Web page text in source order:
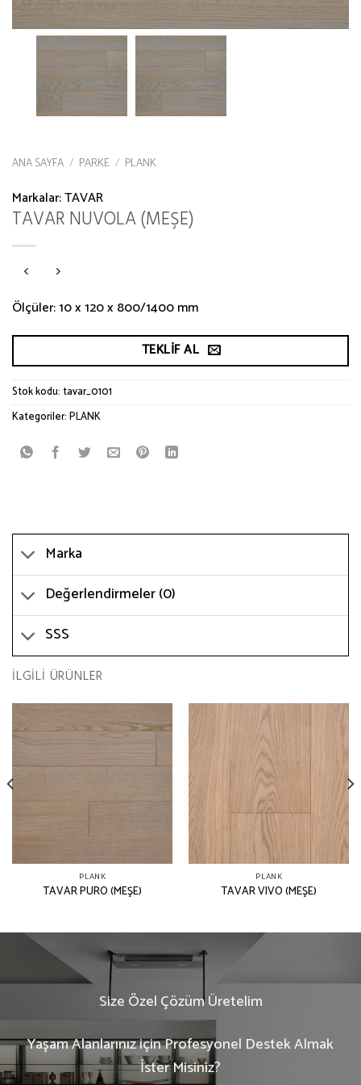
ANA SAYFA / PARKE / PLANK
Markalar:TAVAR
TAVAR NUVOLA (MEŞE)
Ölçüler: 10 x 120 x 800/1400 mm
TEKLIF AL
Stok kodu:tavar_0101
Kategoriler:PLANK
Marka
Değerlendirmeler (0)
SSS
İLGILI ÜRÜNLER
PLANK
TAVAR PURO (MEŞE)
PLANK
TAVAR VIVO (MEŞE)
Size Özel Çözüm Üretelim
Yaşam Alanlarınız için Profesyonel Destek Almak
İster Misiniz?